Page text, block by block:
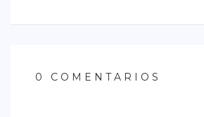
0 COMENTARIOS